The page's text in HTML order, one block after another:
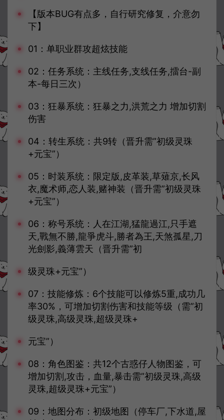
【版本BUG有点多，自行研究修复，介意勿
下】
01：单职业群攻超炫技能
02：任务系统：主线任务,支线任务,擂台-副
本-每日三次）
03：狂暴系统：狂暴之力,洪荒之力 增加切割
伤害
04：转生系统：共9转（晋升需”初级灵珠
+元宝”）
05：时装系统：限定版,皮革装,草薙京,长风
衣,魔术师,恋人装,赌神装（晋升需”初级灵珠
+元宝”）
06：称号系统：人在江湖,猛龍過江,只手遮
天,戰無不勝,龍爭虎斗,勝者為王,天煞孤星,刀
光劍影,義薄雲天（晋升需”初
级灵珠+元宝”）
07：技能修炼：6个技能可以修炼5重,成功几
率30%，可增加切割伤害和技能等级（需”初
级灵珠,高级灵珠,超级灵珠+
元宝”）
08：角色图鉴：共12个古惑仔人物图鉴，可
增加切割,攻击，血量,暴击需”初级灵珠,高级
灵珠,超级灵珠+元宝”）
09：地图分布：初级地图（停车厂,下水道,屋